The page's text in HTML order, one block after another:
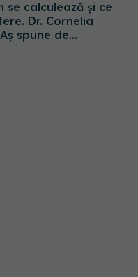
Dr. Cornelia
spune de